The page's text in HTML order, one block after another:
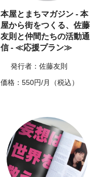
本屋とまちマガジン - 本
屋から街をつくる、佐藤
友則と仲間たちの活動通
信 - ≪応援プラン≫
発行者：佐藤友則
価格：550円/月（税込）